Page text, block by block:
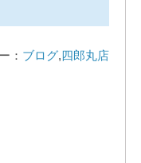
： ブログ,四郎丸店